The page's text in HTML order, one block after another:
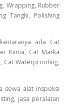
Wrapping, Rubber
Tangki, Polishing
ada Cat
Kimia, Cat Marka
Cat Waterproofing,
sewa alat inspeksi
jasa peralatan